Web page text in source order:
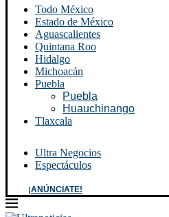
Todo México
Estado de México
Aguascalientes
Quintana Roo
Hidalgo
Michoacán
Puebla
Puebla
Huauchinango
Tlaxcala
Ultra Negocios
Espectáculos
¡ANÚNCIATE!